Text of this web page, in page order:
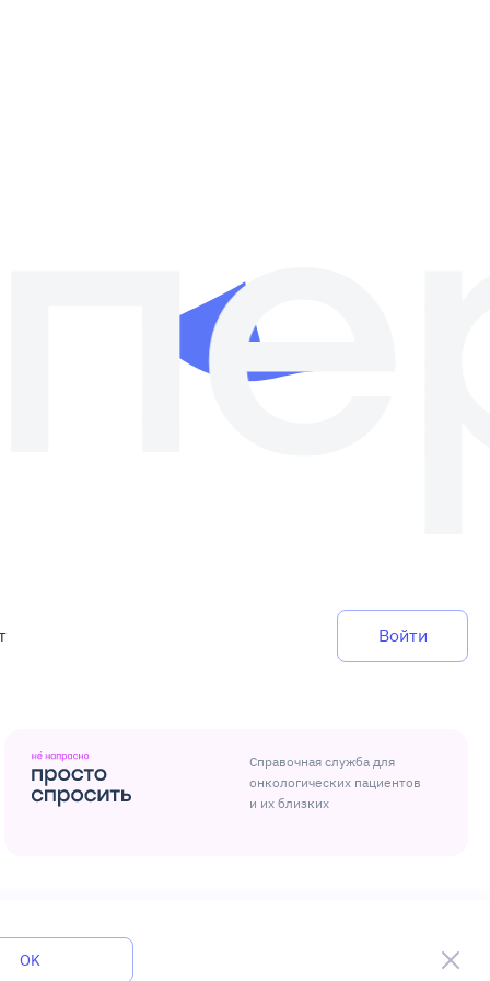
Войти
Справочная служба для
онкологических пациентов
и их близких
OK